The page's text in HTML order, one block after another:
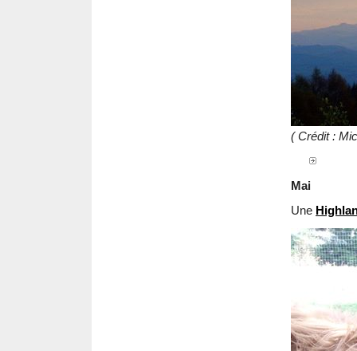
( Crédit :
Mai
Une